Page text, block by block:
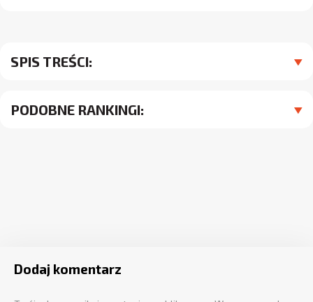
SPIS TREŚCI:
PODOBNE RANKINGI:
Dodaj komentarz